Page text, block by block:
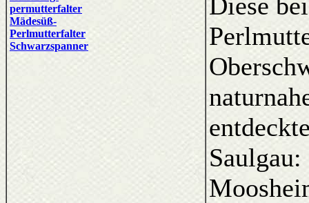
permutterfalter
Mädesüß-
Perlmutterfalter
Schwarzspanner